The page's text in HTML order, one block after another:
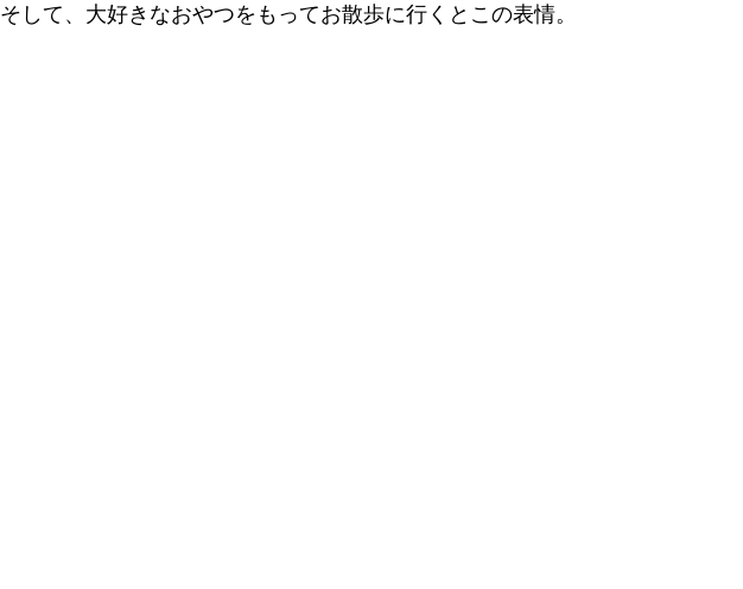
そして、大好きなおやつをもってお散歩に行くとこの表情。